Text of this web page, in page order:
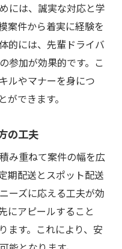
には、誠実な対応と学
案件から着実に経験を
的には、先輩ドライバ
参加が効果的です。こ
ルやマナーを身につ
できます。
の工夫
み重ねて案件の幅を広
期配送とスポット配送
ーズに応える工夫が効
にアピールすること
ます。これにより、安